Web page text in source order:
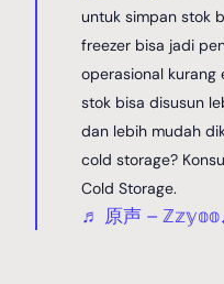
untuk simpan stok
freezer bisa jadi
operasional kurang
stok bisa disusun
dan lebih mudah
cold storage?
Cold Storage.
♬ 原声 –